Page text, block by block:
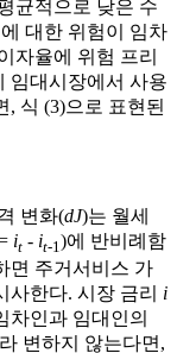
균적으로 낮은 수
대한 위험이 임차
자율에 위험 프리
임대시장에서 사용
, 식 (3)으로 표현된
변화(dJ)는 월세
it - it-1)에 반비례함
면 주거서비스 가
사한다. 시장 금리 i
차인과 임대인의
변하지 않는다면,